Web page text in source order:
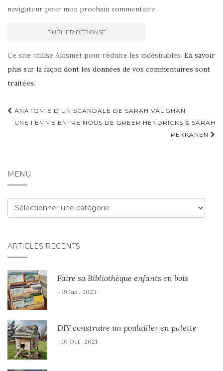
navigateur pour mon prochain commentaire.
Ce site utilise Akismet pour réduire les indésirables. En savoir
plus sur la façon dont les données de vos commentaires sont
traitées.
Navigation
d'article
ANATOMIE D’UN SCANDALE DE SARAH VAUGHAN
UNE FEMME ENTRE NOUS DE GREER HENDRICKS & SARAH
PEKKANEN
MENU
Menu
ARTICLES RÉCENTS
Faire sa Bibliothèque enfants en bois
- 19 Jan , 2023
DIY construire un poulailler en palette
- 10 Oct , 2021